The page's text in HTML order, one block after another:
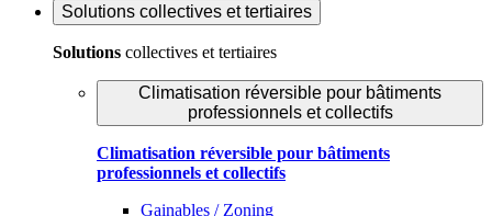
Solutions collectives et tertiaires
Solutions collectives et tertiaires
Climatisation réversible pour bâtiments
professionnels et collectifs
Climatisation réversible pour bâtiments
professionnels et collectifs
Gainables / Zoning